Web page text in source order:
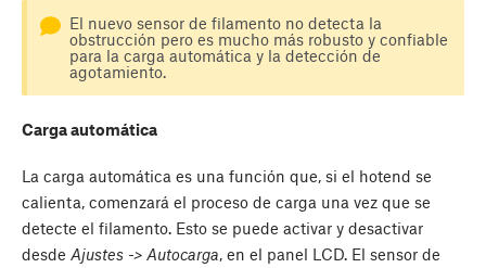
El nuevo sensor de filamento no detecta la
obstrucción pero es mucho más robusto y confiable
para la carga automática y la detección de
agotamiento.
Carga automática
La carga automática es una función que, si el hotend se
calienta, comenzará el proceso de carga una vez que se
detecte el filamento. Esto se puede activar y desactivar
desde Ajustes -> Autocarga , en el panel LCD. El sensor de